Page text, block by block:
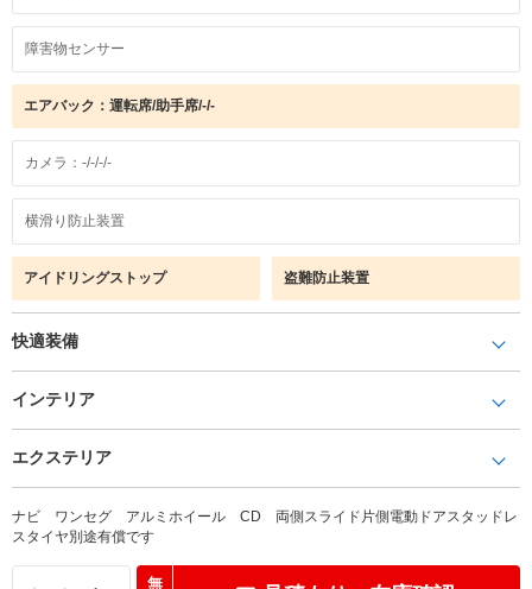
障害物センサー
エアバック：運転席/助手席/-/-
カメラ：-/-/-/-
横滑り防止装置
アイドリングストップ 盗難防止装置
快適装備
インテリア
エクステリア
ナビ ワンセグ アルミホイール CD 両側スライド片側電動ドアスタッドレ
スタイヤ別途有償です
無